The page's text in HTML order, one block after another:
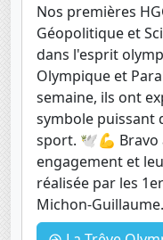
Nos premières
Géopolitique et
dans l'esprit
Olympique et
semaine, ils ont
symbole puissant
sport. 🕊️💪 Bravo
engagement et
réalisée par les
Michon-Guillaume.